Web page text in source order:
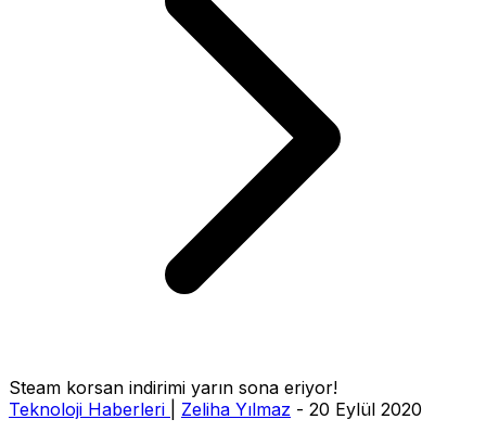
Steam korsan indirimi yarın sona eriyor!
Teknoloji Haberleri
Zeliha Yılmaz - 20 Eylül 2020